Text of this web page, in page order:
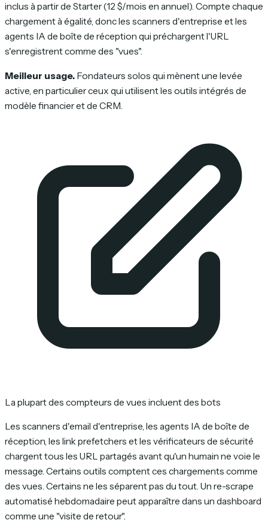
inclus à partir de Starter (12 $/mois en annuel). Compte chaque
chargement à égalité, donc les scanners d'entreprise et les
agents IA de boîte de réception qui préchargent l'URL
s'enregistrent comme des "vues".
Meilleur usage. Fondateurs solos qui mènent une levée
active, en particulier ceux qui utilisent les outils intégrés de
modèle financier et de CRM.
La plupart des compteurs de vues incluent des bots
Les scanners d'email d'entreprise, les agents IA de boîte de
réception, les link prefetchers et les vérificateurs de sécurité
chargent tous les URL partagés avant qu'un humain ne voie le
message. Certains outils comptent ces chargements comme
des vues. Certains ne les séparent pas du tout. Un re-scrape
automatisé hebdomadaire peut apparaître dans un dashboard
comme une "visite de retour".